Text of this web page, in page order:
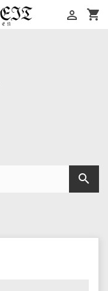
shopping_cart

